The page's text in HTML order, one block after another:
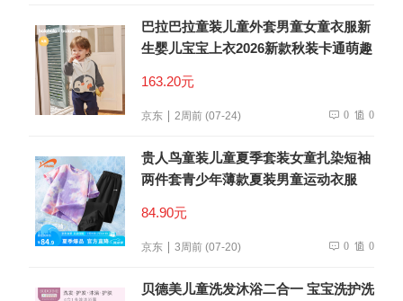
巴拉巴拉童装儿童外套男童女童衣服新
生婴儿宝宝上衣2026新款秋装卡通萌趣
163.20元
京东 2周前 (07-24) 0 0
贵人鸟童装儿童夏季套装女童扎染短袖
两件套青少年薄款夏装男童运动衣服
84.90元
京东 3周前 (07-20) 0 0
贝德美儿童洗发沐浴二合一 宝宝洗护洗